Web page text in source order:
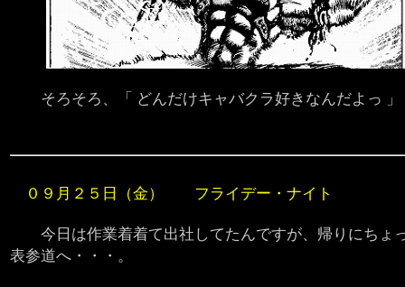
そろそろ、「 どんだけキャバクラ好きなんだよっ 」
０９月２５日（金） フライデー・ナイト
今日は作業着着て出社してたんですが、帰りにちょ
表参道へ・・・。